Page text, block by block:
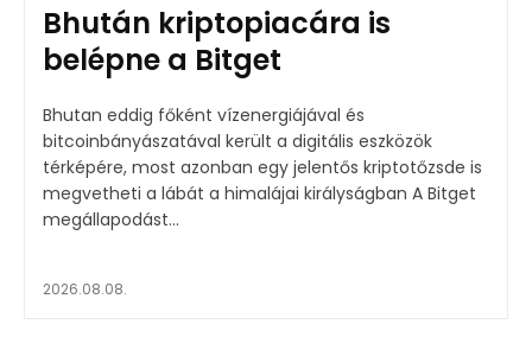
Bhután kriptopiacára is
belépne a Bitget
Bhutan eddig főként vízenergiájával és
bitcoinbányászatával került a digitális eszközök
térképére, most azonban egy jelentős kriptotőzsde is
megvetheti a lábát a himalájai királyságban A Bitget
megállapodást...
2026.08.08.